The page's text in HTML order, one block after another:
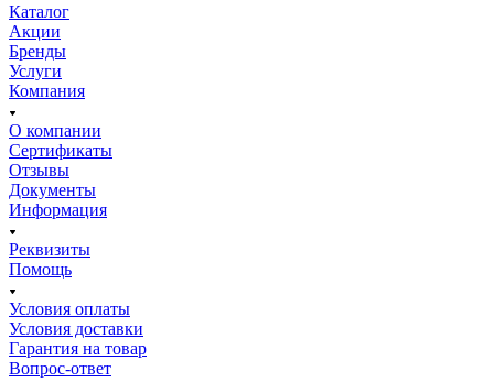
Каталог
Акции
Бренды
Услуги
Компания
О компании
Сертификаты
Отзывы
Документы
Информация
Реквизиты
Помощь
Условия оплаты
Условия доставки
Гарантия на товар
Вопрос-ответ